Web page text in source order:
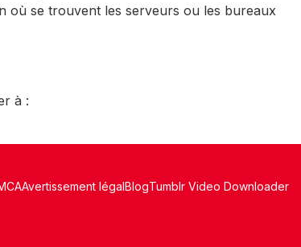
où se trouvent les serveurs ou les bureaux
à :
Avertissement légalBlogTumblr Video Downloader